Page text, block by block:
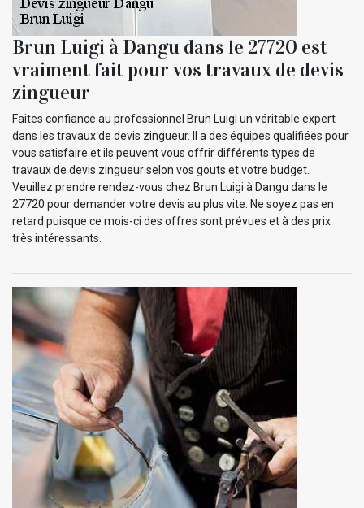
Brun Luigi à Dangu dans le 27720 est
vraiment fait pour vos travaux de devis
zingueur
Faites confiance au professionnel Brun Luigi un véritable expert
dans les travaux de devis zingueur. Il a des équipes qualifiées pour
vous satisfaire et ils peuvent vous offrir différents types de
travaux de devis zingueur selon vos gouts et votre budget.
Veuillez prendre rendez-vous chez Brun Luigi à Dangu dans le
27720 pour demander votre devis au plus vite. Ne soyez pas en
retard puisque ce mois-ci des offres sont prévues et à des prix
très intéressants.